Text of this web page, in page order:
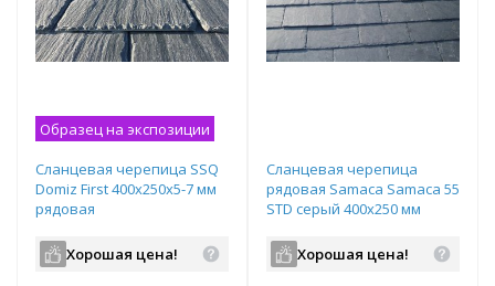
Образец на экспозиции
Сланцевая черепица SSQ
Domiz First 400x250х5-7 мм
рядовая
Хорошая цена!
Сланцевая черепица
рядовая Samaca Samaca 55
STD серый 400х250 мм
Хорошая цена!